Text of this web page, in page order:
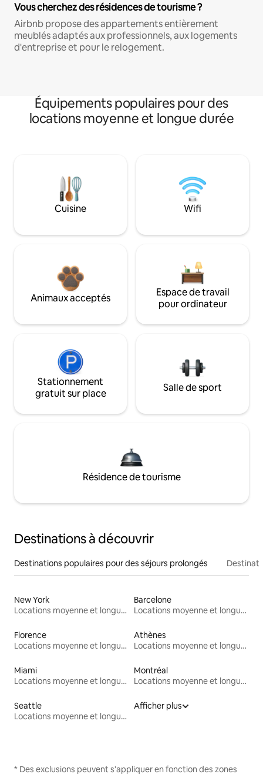
Vous cherchez des résidences de tourisme ?
Airbnb propose des appartements entièrement
meublés adaptés aux professionnels, aux logements
d'entreprise et pour le relogement.
Équipements populaires pour des
locations moyenne et longue durée
Cuisine Wifi
Animaux acceptés
Espace de travail
pour ordinateur
Stationnement
gratuit sur place
Salle de sport
Résidence de tourisme
Destinations à découvrir
Destinations populaires pour des séjours prolongés
New York
Locations moyenne et longue durée
Barcelone
Locations moyenne et longue durée
Florence
Locations moyenne et longue durée
Athènes
Locations moyenne et longue durée
Miami
Locations moyenne et longue durée
Montréal
Locations moyenne et longue durée
Seattle
Locations moyenne et longue durée
Afficher plus
* Des exclusions peuvent s'appliquer en fonction des zones